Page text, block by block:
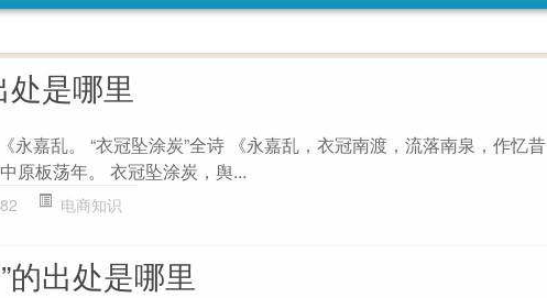
处是哪里
永嘉乱。 “衣冠坠涂炭”全诗 《永嘉乱，衣冠南渡，流落南泉，作忆昔
原板荡年。 衣冠坠涂炭，舆...
电商知识
的出处是哪里